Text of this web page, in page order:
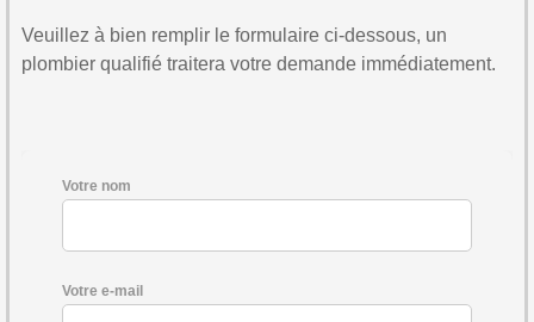
Veuillez à bien remplir le formulaire ci-dessous, un
plombier qualifié traitera votre demande immédiatement.
Votre nom
Votre e-mail